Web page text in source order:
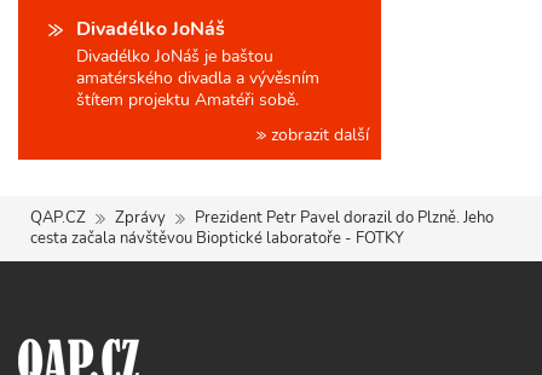
Divadélko JoNáš
Divadélko JoNáš je baštou
amatérského divadla a vývěsním
štítem projektu Amatéři sobě.
zobrazit další
QAP.CZ Zprávy
Prezident Petr Pavel dorazil do Plzně. Jeho
cesta začala návštěvou Bioptické laboratoře - FOTKY